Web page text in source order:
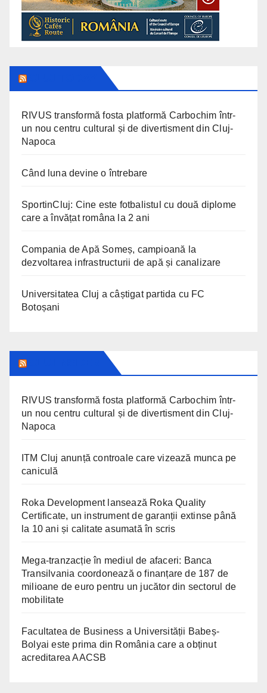
RIVUS transformă fosta platformă Carbochim într-
un nou centru cultural și de divertisment din Cluj-
Napoca
Când luna devine o întrebare
SportinCluj: Cine este fotbalistul cu două diplome
care a învățat româna la 2 ani
Compania de Apă Someș, campioană la
dezvoltarea infrastructurii de apă și canalizare
Universitatea Cluj a câștigat partida cu FC
Botoșani
RIVUS transformă fosta platformă Carbochim într-
un nou centru cultural și de divertisment din Cluj-
Napoca
ITM Cluj anunță controale care vizează munca pe
caniculă
Roka Development lansează Roka Quality
Certificate, un instrument de garanții extinse până
la 10 ani și calitate asumată în scris
Mega-tranzacție în mediul de afaceri: Banca
Transilvania coordonează o finanțare de 187 de
milioane de euro pentru un jucător din sectorul de
mobilitate
Facultatea de Business a Universității Babeș-
Bolyai este prima din România care a obținut
acreditarea AACSB